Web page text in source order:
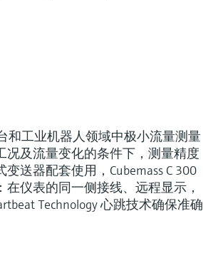
和工业机器人领域中极小流量测量
况及流量变化的条件下，测量精度
送器配套使用，Cubemass C 300
仪表的同一侧接线、远程显示，
Technology 心跳技术确保准确